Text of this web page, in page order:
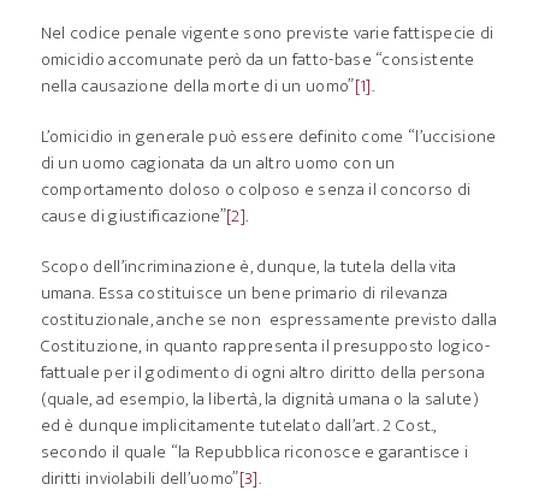
Nel codice penale vigente sono previste varie fattispecie di
omicidio accomunate però da un fatto-base “consistente
nella causazione della morte di un uomo”[1].
L’omicidio in generale può essere definito come “l’uccisione
di un uomo cagionata da un altro uomo con un
comportamento doloso o colposo e senza il concorso di
cause di giustificazione”[2].
Scopo dell’incriminazione è, dunque, la tutela della vita
umana. Essa costituisce un bene primario di rilevanza
costituzionale, anche se non espressamente previsto dalla
Costituzione, in quanto rappresenta il presupposto logico-
fattuale per il godimento di ogni altro diritto della persona
(quale, ad esempio, la libertà, la dignità umana o la salute)
ed è dunque implicitamente tutelato dall’art. 2 Cost.,
secondo il quale “la Repubblica riconosce e garantisce i
diritti inviolabili dell’uomo”[3].